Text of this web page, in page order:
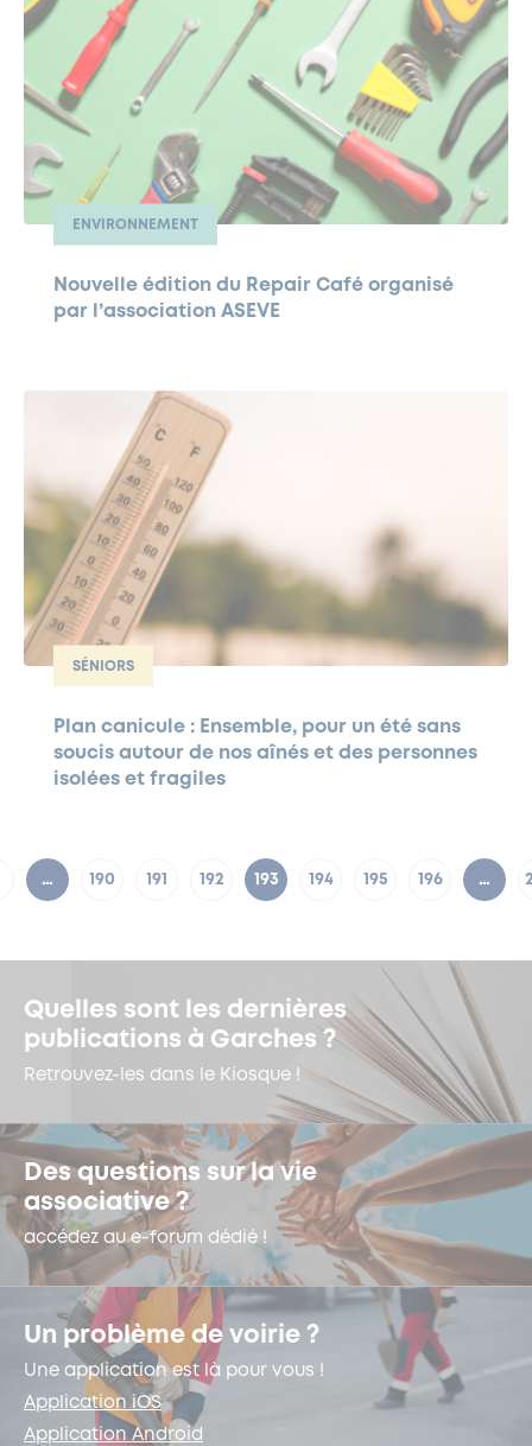
ENVIRONNEMENT
Nouvelle édition du Repair Café organisé
par l’association ASEVE
SÉNIORS
Plan canicule : Ensemble, pour un été sans
soucis autour de nos aînés et des personnes
isolées et fragiles
… 190 191 192 193 194 195 196 …
Quelles sont les dernières
publications à Garches ?
Retrouvez-les dans le Kiosque !
Des questions sur la vie
associative ?
accédez au e-forum dédié !
Un problème de voirie ?
Une application est là pour vous !
Application iOS
Application Android